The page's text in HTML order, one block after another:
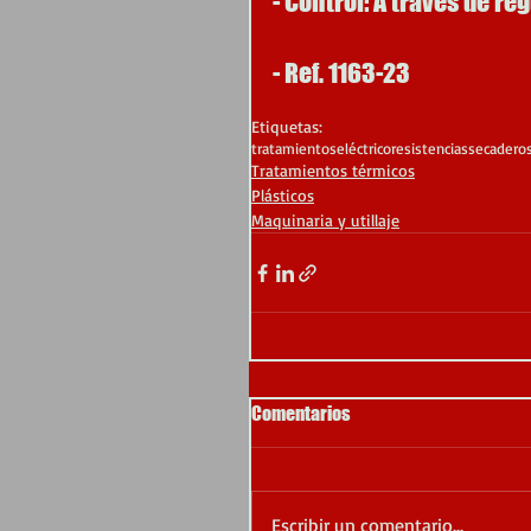
- Ref. 1163-23
Etiquetas:
tratamientoseléctricoresistenciassecadero
Tratamientos térmicos
Plásticos
Maquinaria y utillaje
Comentarios
Escribir un comentario...